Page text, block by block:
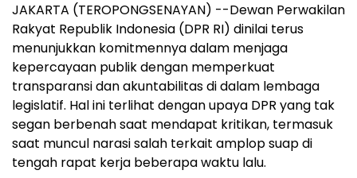
JAKARTA (TEROPONGSENAYAN) --Dewan Perwakilan
Rakyat Republik Indonesia (DPR RI) dinilai terus
menunjukkan komitmennya dalam menjaga
kepercayaan publik dengan memperkuat
transparansi dan akuntabilitas di dalam lembaga
legislatif. Hal ini terlihat dengan upaya DPR yang tak
segan berbenah saat mendapat kritikan, termasuk
saat muncul narasi salah terkait amplop suap di
tengah rapat kerja beberapa waktu lalu.